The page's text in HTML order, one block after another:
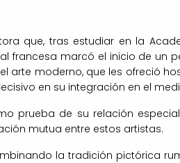
que, tras estudiar en la
francesa marcó el inicio de
arte moderno, que les ofreció
en su integración en el
prueba de su relación
mutua entre estos artistas.
la tradición pictórica